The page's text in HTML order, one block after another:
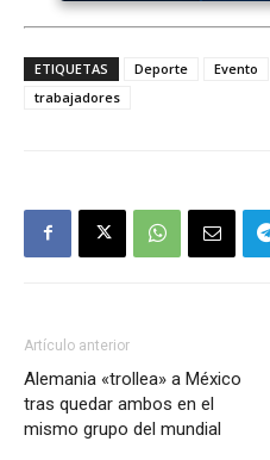
ETIQUETAS Deporte Evento
trabajadores
Artículo anterior
Alemania «trollea» a México
tras quedar ambos en el
mismo grupo del mundial